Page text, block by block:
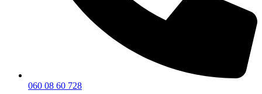
060 08 60 728